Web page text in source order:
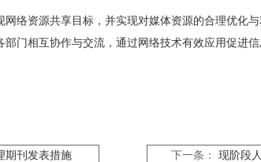
络资源共享目标，并实现对媒体资源的合理优化
门相互协作与交流，通过网络技术有效应用促进
期刊发表措施 下一条： 现阶段